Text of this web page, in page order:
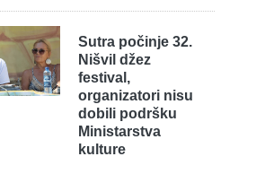
Sutra počinje 32.
Nišvil džez
festival,
organizatori nisu
dobili podršku
Ministarstva
kulture